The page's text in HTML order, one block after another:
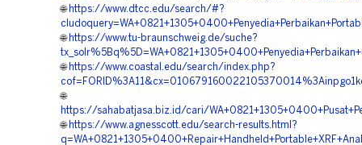
🌐 https://www.dtcc.edu/search/#?
🌐 https://www.tu-braunschweig.de/suche?
🌐 https://www.coastal.edu/search/index.php?
🌐
https://sahabatjasa.biz.id/cari/
🌐 https://www.agnesscott.edu/search-results.html?